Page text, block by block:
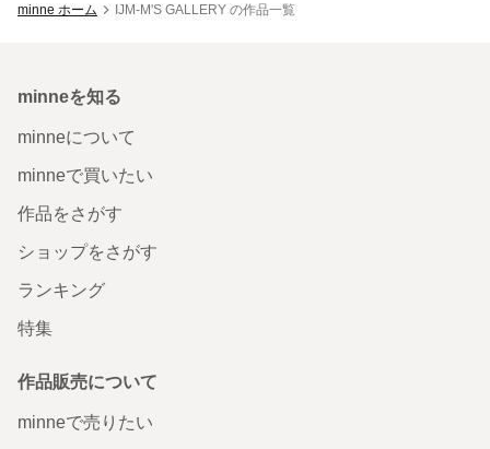
minne ホーム IJM-M'S GALLERY の作品一覧
minneを知る
minneについて
minneで買いたい
作品をさがす
ショップをさがす
ランキング
特集
作品販売について
minneで売りたい